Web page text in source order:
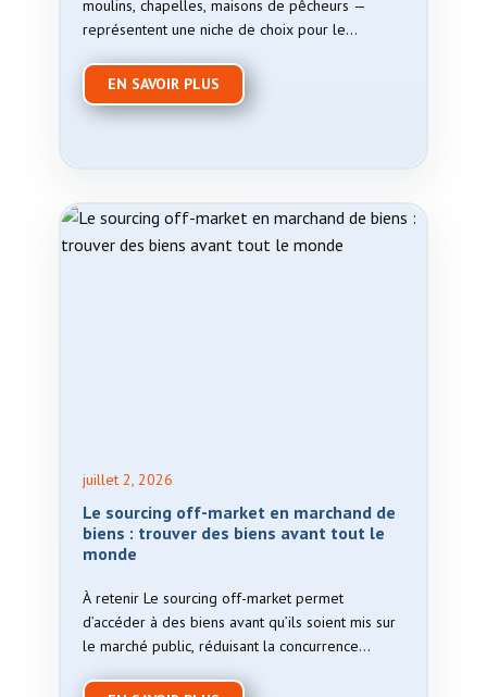
moulins, chapelles, maisons de pêcheurs —
représentent une niche de choix pour le
EN SAVOIR PLUS
juillet 2, 2026
Le sourcing off-market en marchand de
biens : trouver des biens avant tout le
monde
À retenir Le sourcing off-market permet
d’accéder à des biens avant qu’ils soient mis sur
le marché public, réduisant la concurrence…